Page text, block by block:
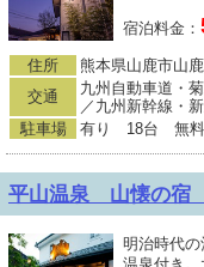
宿泊料金：
住所
熊本県山鹿市山
交通
九州自動車道・
／九州新幹線・
駐車場
有り 18台 無
平山温泉 山懐の宿
明治時代